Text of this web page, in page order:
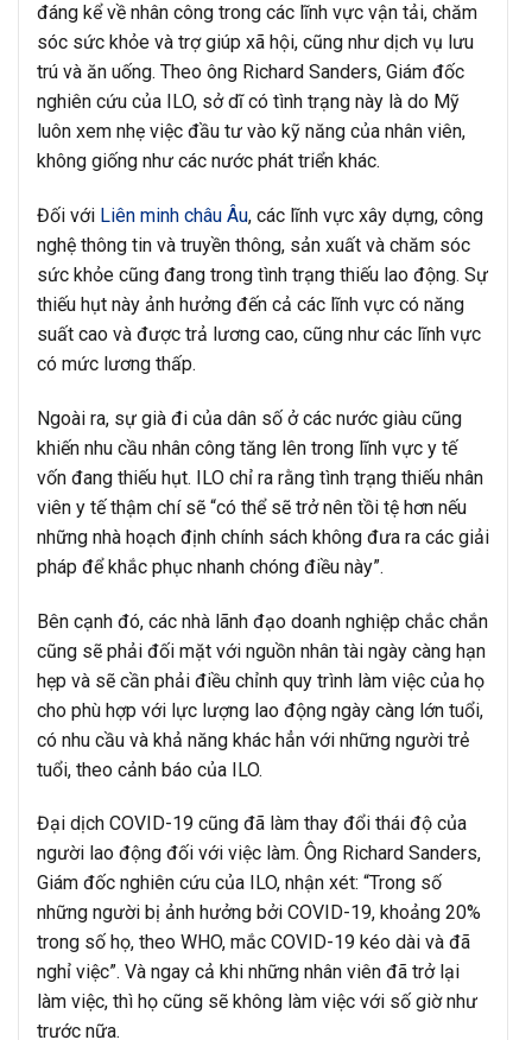
đáng kể về nhân công trong các lĩnh vực vận tải, chăm
sóc sức khỏe và trợ giúp xã hội, cũng như dịch vụ lưu
trú và ăn uống. Theo ông Richard Sanders, Giám đốc
nghiên cứu của ILO, sở dĩ có tình trạng này là do Mỹ
luôn xem nhẹ việc đầu tư vào kỹ năng của nhân viên,
không giống như các nước phát triển khác.
Đối với Liên minh châu Âu, các lĩnh vực xây dựng, công
nghệ thông tin và truyền thông, sản xuất và chăm sóc
sức khỏe cũng đang trong tình trạng thiếu lao động. Sự
thiếu hụt này ảnh hưởng đến cả các lĩnh vực có năng
suất cao và được trả lương cao, cũng như các lĩnh vực
có mức lương thấp.
Ngoài ra, sự già đi của dân số ở các nước giàu cũng
khiến nhu cầu nhân công tăng lên trong lĩnh vực y tế
vốn đang thiếu hụt. ILO chỉ ra rằng tình trạng thiếu nhân
viên y tế thậm chí sẽ “có thể sẽ trở nên tồi tệ hơn nếu
những nhà hoạch định chính sách không đưa ra các giải
pháp để khắc phục nhanh chóng điều này”.
Bên cạnh đó, các nhà lãnh đạo doanh nghiệp chắc chắn
cũng sẽ phải đối mặt với nguồn nhân tài ngày càng hạn
hẹp và sẽ cần phải điều chỉnh quy trình làm việc của họ
cho phù hợp với lực lượng lao động ngày càng lớn tuổi,
có nhu cầu và khả năng khác hẳn với những người trẻ
tuổi, theo cảnh báo của ILO.
Đại dịch COVID-19 cũng đã làm thay đổi thái độ của
người lao động đối với việc làm. Ông Richard Sanders,
Giám đốc nghiên cứu của ILO, nhận xét: “Trong số
những người bị ảnh hưởng bởi COVID-19, khoảng 20%
trong số họ, theo WHO, mắc COVID-19 kéo dài và đã
nghỉ việc”. Và ngay cả khi những nhân viên đã trở lại
làm việc, thì họ cũng sẽ không làm việc với số giờ như
trước nữa.